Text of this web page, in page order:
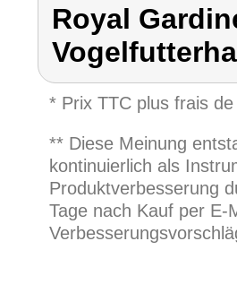
Royal
* Prix TTC plus frais
** Diese Meinung
kontinuierlich als
Produktverbesserung
Tage nach Kauf per E-